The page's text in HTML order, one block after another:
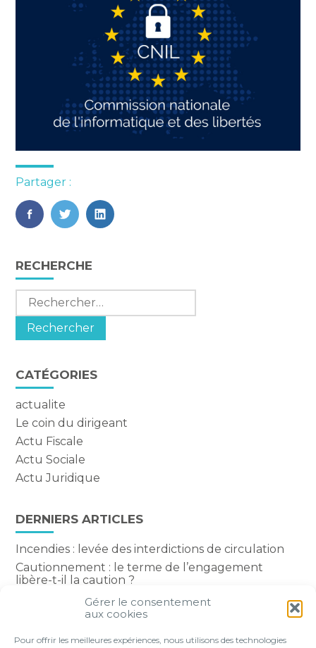
Gérer le consentement
aux cookies
Pour offrir les meilleures expériences, nous utilisons des technologies
Partager :
FaceBook
TwitterLinkedIn
Blog
sidebar
RECHERCHE
Rechercher :
CATÉGORIES
actualite
Le coin du dirigeant
Actu Fiscale
Actu Sociale
Actu Juridique
DERNIERS ARTICLES
Incendies : levée des interdictions de circulation
Cautionnement : le terme de l’engagement
libère-t-il la caution ?
Transport fluvial de marchandises : une aide
financière bienvenue
comptent-elles ?